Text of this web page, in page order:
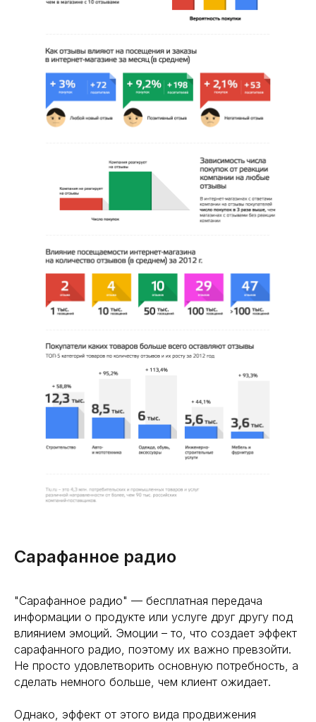
Сарафанное радио
"Сарафанное радио" — бесплатная передача
информации о продукте или услуге друг другу под
влиянием эмоций. Эмоции – то, что создает эффект
сарафанного радио, поэтому их важно превзойти.
Не просто удовлетворить основную потребность, а
сделать немного больше, чем клиент ожидает.
Однако, эффект от этого вида продвижения